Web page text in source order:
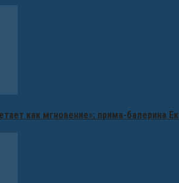
как мгновение»: прима-балерина